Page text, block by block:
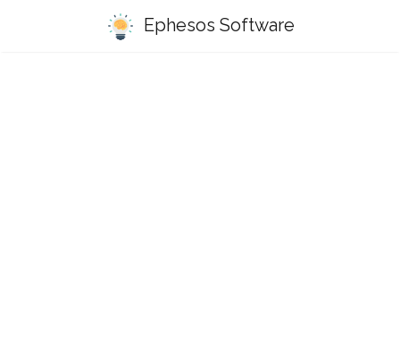
Ephesos Software